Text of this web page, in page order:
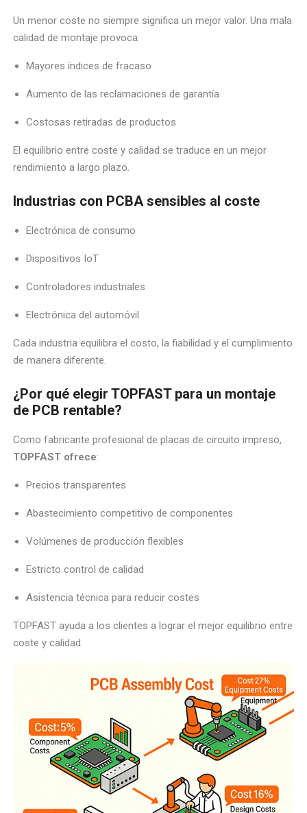
Un menor coste no siempre significa un mejor valor. Una mala
calidad de montaje provoca:
Mayores índices de fracaso
Aumento de las reclamaciones de garantía
Costosas retiradas de productos
El equilibrio entre coste y calidad se traduce en un mejor
rendimiento a largo plazo.
Industrias con PCBA sensibles al coste
Electrónica de consumo
Dispositivos IoT
Controladores industriales
Electrónica del automóvil
Cada industria equilibra el costo, la fiabilidad y el cumplimiento
de manera diferente.
¿Por qué elegir TOPFAST para un montaje
de PCB rentable?
Como fabricante profesional de placas de circuito impreso,
TOPFAST ofrece:
Precios transparentes
Abastecimiento competitivo de componentes
Volúmenes de producción flexibles
Estricto control de calidad
Asistencia técnica para reducir costes
TOPFAST ayuda a los clientes a lograr el mejor equilibrio entre
coste y calidad.